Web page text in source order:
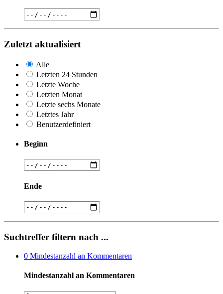
Zuletzt aktualisiert
Alle
Letzten 24 Stunden
Letzte Woche
Letzten Monat
Letzte sechs Monate
Letztes Jahr
Benutzerdefiniert
Beginn
Ende
Suchtreffer filtern nach ...
0 Mindestanzahl an Kommentaren
Mindestanzahl an Kommentaren